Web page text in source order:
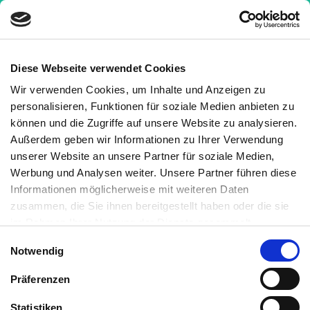
Diese Webseite verwendet Cookies
Wir verwenden Cookies, um Inhalte und Anzeigen zu
personalisieren, Funktionen für soziale Medien anbieten zu
können und die Zugriffe auf unsere Website zu analysieren.
Außerdem geben wir Informationen zu Ihrer Verwendung
unserer Website an unsere Partner für soziale Medien,
Werbung und Analysen weiter. Unsere Partner führen diese
Informationen möglicherweise mit weiteren Daten
zusammen, die Sie ihnen bereitgestellt haben oder die sie
haben. Sie können jederzeit die Cookie-Einstellungen
widerrufen oder ändern:
. Es befindet
sich auch ein Link in der Fußzeile zu den Einstellungen der
Cookies um diese jederzeit widerrufen oder ändern zu
können.
Notwendig
Präferenzen
Statistiken
Nachrichten »Mitochondrien: Kleines Protein
spielt wichtige Rolle
Mitochondrien: Kleines Protein
spielt wichtige Rolle
4 Minuten Medizinisch geprüft